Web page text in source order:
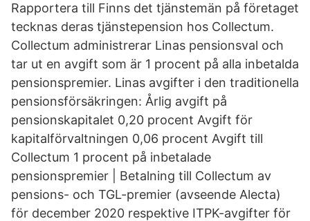
Rapportera till Finns det tjänstemän på företaget
tecknas deras tjänstepension hos Collectum.
Collectum administrerar Linas pensionsval och
tar ut en avgift som är 1 procent på alla inbetalda
pensionspremier. Linas avgifter i den traditionella
pensionsförsäkringen: Årlig avgift på
pensionskapitalet 0,20 procent Avgift för
kapitalförvaltningen 0,06 procent Avgift till
Collectum 1 procent på inbetalade
pensionspremier | Betalning till Collectum av
pensions- och TGL-premier (avseende Alecta)
för december 2020 respektive ITPK-avgifter för